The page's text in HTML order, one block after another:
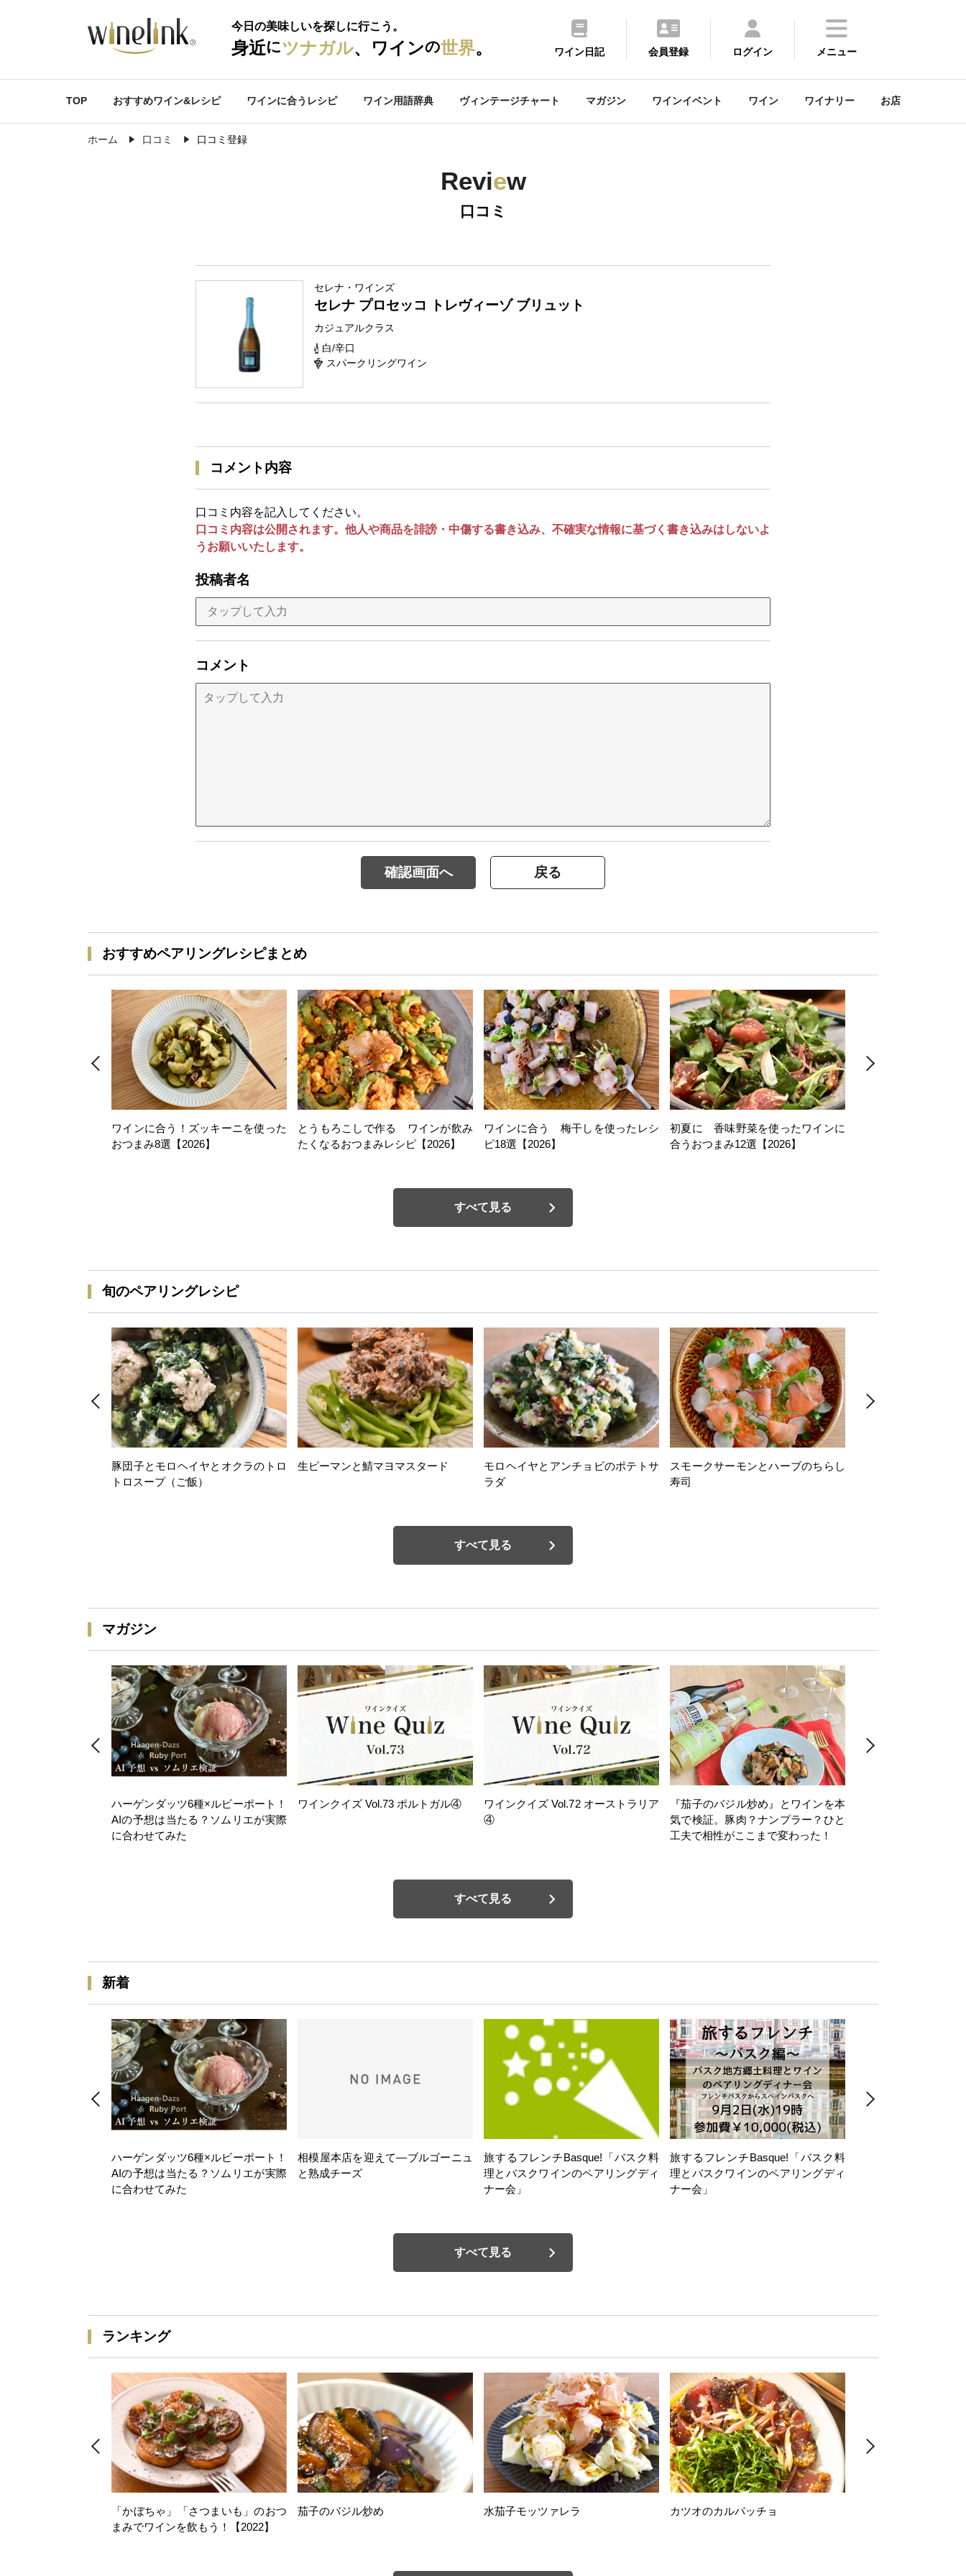
今日の美味しいを探しに行こう。
身近にツナガル、ワインの世界。 ワイン日記 会員登録 ログイン メニュー
TOP おすすめワイン&レシピ ワインに合うレシピ ワイン用語辞典 ヴィンテージチャート マガジン ワインイベント ワイン ワイナリー お店
ホーム 口コミ 口コミ登録
Review
口コミ
セレナ・ワインズ
セレナ プロセッコ トレヴィーゾ ブリュット
カジュアルクラス
白/辛口
スパークリングワイン
コメント内容
口コミ内容を記入してください。
口コミ内容は公開されます。他人や商品を誹謗・中傷する書き込み、不確実な情報に基づく書き込みはしないよ
うお願いいたします。
投稿者名
コメント
確認画面へ 戻る
おすすめペアリングレシピまとめ
ワインに合う！ズッキーニを使った
おつまみ8選【2026】
とうもろこしで作る ワインが飲み
たくなるおつまみレシピ【2026】
ワインに合う 梅干しを使ったレシ
ピ18選【2026】
初夏に 香味野菜を使ったワインに
合うおつまみ12選【2026】
すべて見る
旬のペアリングレシピ
豚団子とモロヘイヤとオクラのトロ
トロスープ（ご飯）
生ピーマンと鯖マヨマスタード
モロヘイヤとアンチョビのポテトサ
ラダ
スモークサーモンとハーブのちらし
寿司
すべて見る
マガジン
ハーゲンダッツ6種×ルビーポート！
AIの予想は当たる？ソムリエが実際
に合わせてみた
ワインクイズ Vol.73 ポルトガル④
ワインクイズ Vol.72 オーストラリア
④
『茄子のバジル炒め』とワインを本
気で検証。豚肉？ナンプラー？ひと
工夫で相性がここまで変わった！
すべて見る
新着
ハーゲンダッツ6種×ルビーポート！
AIの予想は当たる？ソムリエが実際
に合わせてみた
相模屋本店を迎えて―ブルゴーニュ
と熟成チーズ
旅するフレンチBasque!「バスク料
理とバスクワインのペアリングディ
ナー会」
旅するフレンチBasque!「バスク料
理とバスクワインのペアリングディ
ナー会」
すべて見る
ランキング
「かぼちゃ」「さつまいも」のおつ
まみでワインを飲もう！【2022】
茄子のバジル炒め 水茄子モッツァレラ カツオのカルパッチョ